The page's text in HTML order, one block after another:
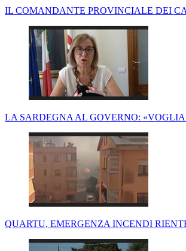
IL COMANDANTE PROVINCIALE DEI
LA SARDEGNA AL GOVERNO:
QUARTU, EMERGENZA INCENDI